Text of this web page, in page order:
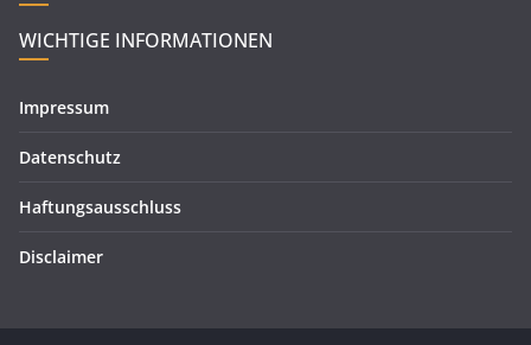
WICHTIGE INFORMATIONEN
Impressum
Datenschutz
Haftungsausschluss
Disclaimer